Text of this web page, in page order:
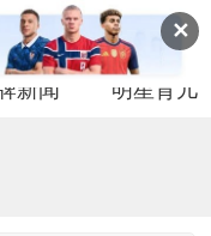
✕
新闻 明星育儿